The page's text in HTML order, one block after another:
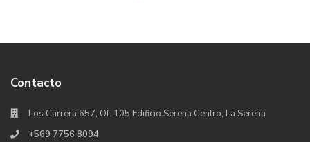
Contacto
Los Carrera 657, Of. 105 Edificio Serena Centro, La Serena
+569 7756 8094